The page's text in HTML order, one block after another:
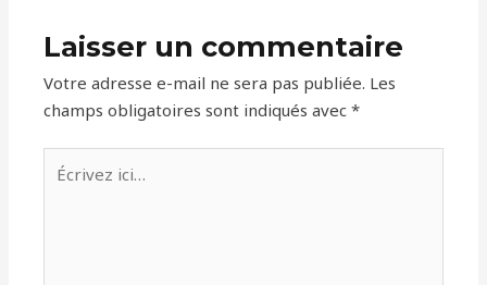
Laisser un commentaire
Votre adresse e-mail ne sera pas publiée. Les
champs obligatoires sont indiqués avec*
Écrivez
ici…